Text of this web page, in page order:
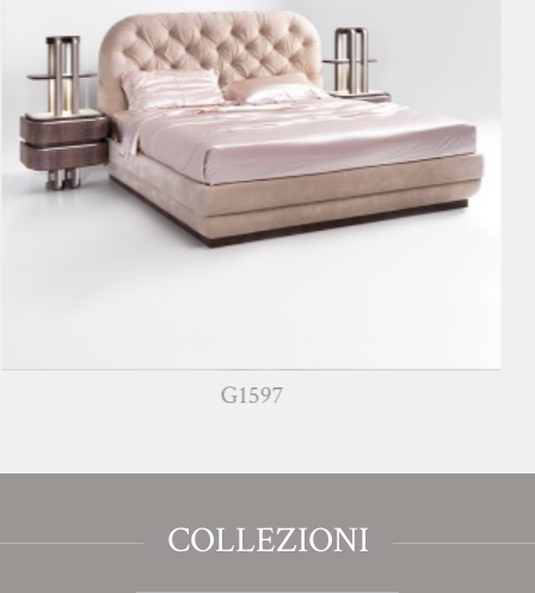
COLLEZIONI